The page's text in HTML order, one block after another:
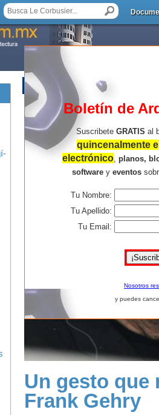
AGREGAR COMENTARIO
Un gesto que
Frank Gehry
Boletín de
Suscribete GRATIS al
quincenalmente
electrónico, planos,
softwarey eventos
Tu Nombre:
Tu Apellido:
Tu Email:
Nosotros
y puedes